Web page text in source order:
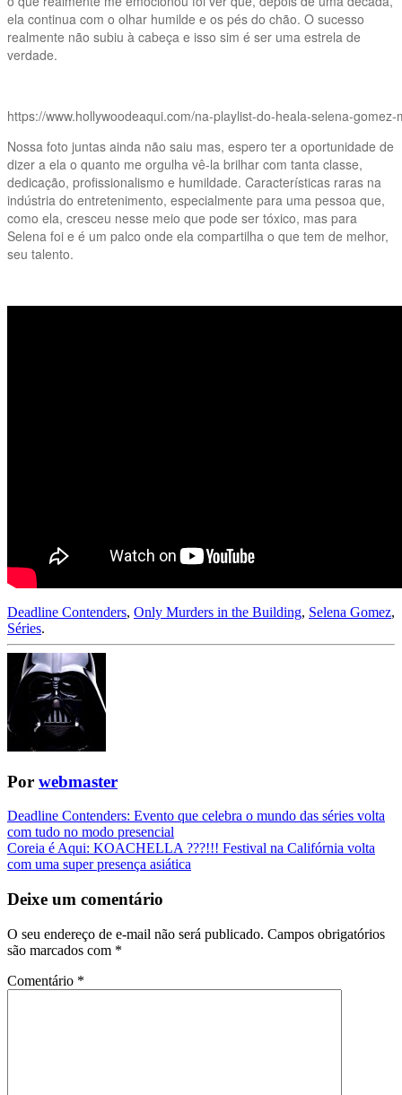
ela continua com o olhar humilde e os pés do chão. O sucesso
realmente não subiu à cabeça e isso sim é ser uma estrela de
verdade.
https://www.hollywoodeaqui.com/na-playlist-do-heala-selena-
Nossa foto juntas ainda não saiu mas, espero ter a oportunidade de
dizer a ela o quanto me orgulha vê-la brilhar com tanta classe,
dedicação, profissionalismo e humildade. Características raras na
indústria do entretenimento, especialmente para uma pessoa que,
como ela, cresceu nesse meio que pode ser tóxico, mas para
Selena foi e é um palco onde ela compartilha o que tem de melhor,
seu talento.
Deadline Contenders, Only Murders in the Building, Selena Gomez,
Séries.
Por webmaster
Navegação
da
Postagem
Deadline Contenders: Evento que celebra o mundo das séries volta
com tudo no modo presencial
Coreia é Aqui: KOACHELLA ???!!! Festival na Califórnia volta
com uma super presença asiática
Deixe um comentário
O seu endereço de e-mail não será publicado. Campos obrigatórios
são marcados com *
Comentário *